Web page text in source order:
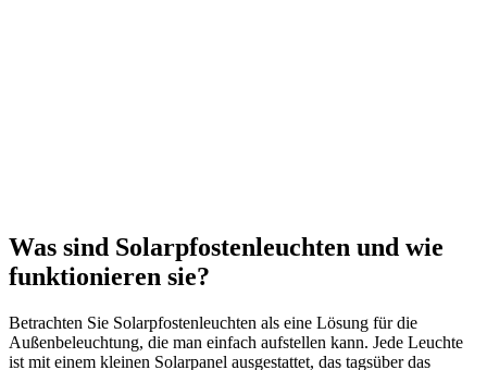
Was sind Solarpfostenleuchten und wie
funktionieren sie?
Betrachten Sie Solarpfostenleuchten als eine Lösung für die
Außenbeleuchtung, die man einfach aufstellen kann. Jede Leuchte
ist mit einem kleinen Solarpanel ausgestattet, das tagsüber das